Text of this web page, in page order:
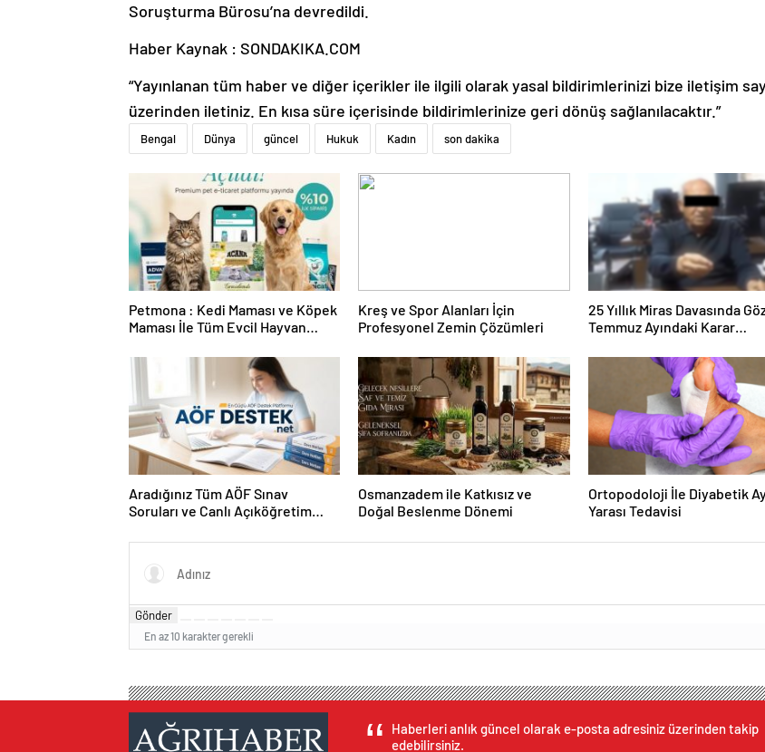
Soruşturma Bürosu’na devredildi.
Haber Kaynak : SONDAKIKA.COM
“Yayınlanan tüm haber ve diğer içerikler ile ilgili olarak yasal bildirimlerinizi bize iletişim
üzerinden iletiniz. En kısa süre içerisinde bildirimlerinize geri dönüş sağlanılacaktır.”
Bengal Dünya güncel Hukuk Kadın son dakika
Petmona : Kedi Maması ve Köpek
Maması İle Tüm Evcil Hayvan
Kreş ve Spor Alanları İçin
Profesyonel Zemin Çözümleri
25 Yıllık Miras Davasında
Temmuz Ayındaki Karar
Aradığınız Tüm AÖF Sınav
Soruları ve Canlı Açıköğretim
Osmanzadem ile Katkısız ve
Doğal Beslenme Dönemi
Ortopodoloji İle Diyabetik
Yarası Tedavisi
Gönder
En az 10 karakter gerekli
Haberleri anlık güncel olarak e-posta adresiniz üzerinden takip
edebilirsiniz.